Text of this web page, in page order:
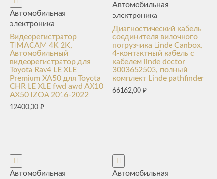
Автомобильная
электроника
Видеорегистратор
TIMACAM 4K 2K,
Автомобильный
видеорегистратор для
Toyota Rav4 LE XLE
Premium XA50 для Toyota
CHR LE XLE fwd awd AX10
AX50 IZOA 2016-2022
12400,00 ₽
Автомобильная
электроника
Диагностический кабель
соединителя вилочного
погрузчика Linde Canbox,
4-контактный кабель с
кабелем linde doctor
3003652503, полный
комплект Linde pathfinder
66162,00₽
Автомобильная
Автомобильная